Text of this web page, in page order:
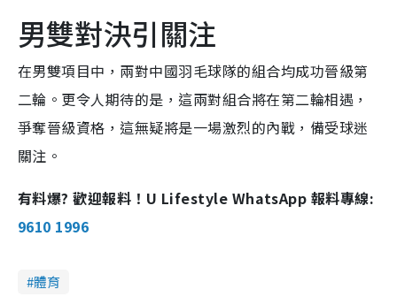
男雙對決引關注
在男雙項目中，兩對中國羽毛球隊的組合均成功晉級第
二輪。更令人期待的是，這兩對組合將在第二輪相遇，
爭奪晉級資格，這無疑將是一場激烈的內戰，備受球迷
關注。
有料爆? 歡迎報料！U Lifestyle WhatsApp 報料專線:
9610 1996
體育